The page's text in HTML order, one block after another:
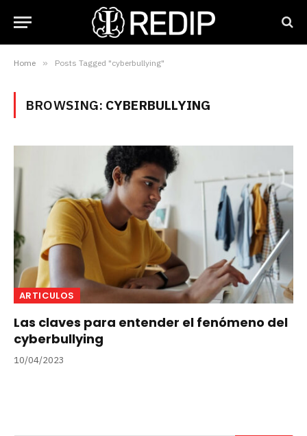
Home » Posts Tagged "cyberbullying"
BROWSING: CYBERBULLYING
ARTICULOS
Las claves para entender el fenómeno del
cyberbullying
10/04/2023